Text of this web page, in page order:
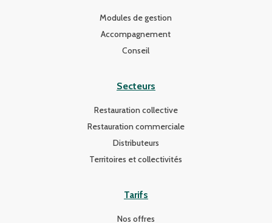
Modules de gestion
Accompagnement
Conseil
Secteurs
Restauration collective
Restauration commerciale
Distributeurs
Territoires et collectivités
Tarifs
Nos offres